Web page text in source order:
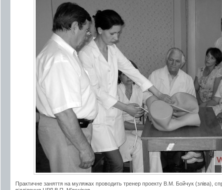
Практичне заняття на муляжах проводить тренер проекту В.М. Бойчук (зліва),